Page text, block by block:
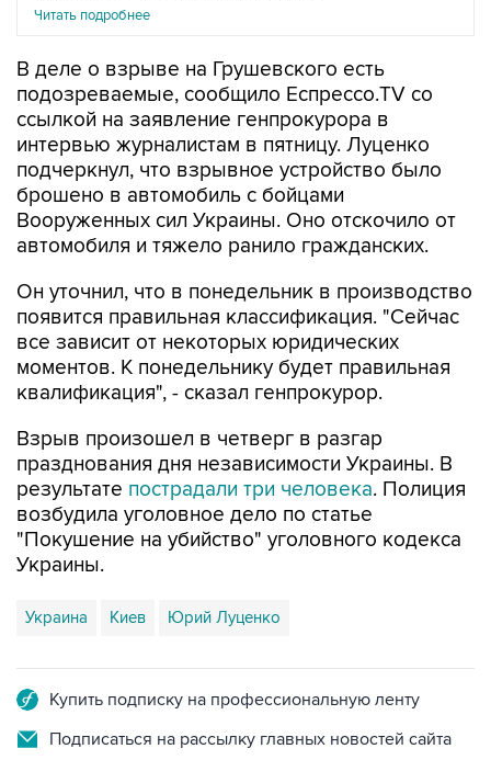
Читать подробнее
В деле о взрыве на Грушевского есть
подозреваемые, сообщило Еспрессо.TV со
ссылкой на заявление генпрокурора в
интервью журналистам в пятницу. Луценко
подчеркнул, что взрывное устройство было
брошено в автомобиль с бойцами
Вооруженных сил Украины. Оно отскочило от
автомобиля и тяжело ранило гражданских.
Он уточнил, что в понедельник в производство
появится правильная классификация. "Сейчас
все зависит от некоторых юридических
моментов. К понедельнику будет правильная
квалификация", - сказал генпрокурор.
Взрыв произошел в четверг в разгар
празднования дня независимости Украины. В
результате пострадали три человека. Полиция
возбудила уголовное дело по статье
"Покушение на убийство" уголовного кодекса
Украины.
Украина Киев Юрий Луценко
Купить подписку на профессиональную ленту
Подписаться на рассылку главных новостей сайта